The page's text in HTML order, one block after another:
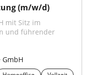
(m/w/d)
mit Sitz im
und führender